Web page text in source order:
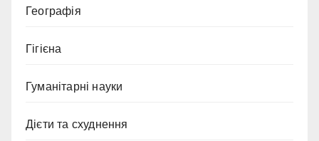
Географія
Гігієна
Гуманітарні науки
Дієти та схуднення